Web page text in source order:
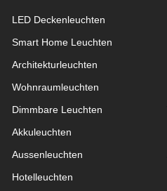
LED Deckenleuchten
Smart Home Leuchten
Architekturleuchten
Wohnraum­leuchten
Dimmbare Leuchten
Akkuleuchten
Aussen­leuchten
Hotelleuchten